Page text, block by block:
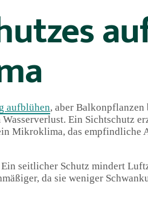
aufblühen, aber Balkonpflanzen
Ein Sichtschutz
Mikroklima, das empfindliche
seitlicher Schutz mindert
da sie weniger